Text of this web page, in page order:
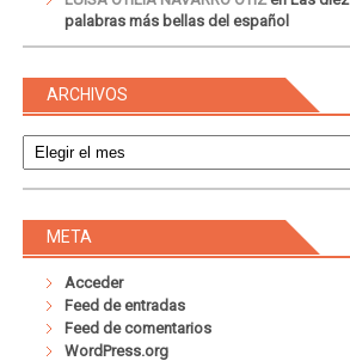
palabras más bellas del español
ARCHIVOS
META
Acceder
Feed de entradas
Feed de comentarios
WordPress.org